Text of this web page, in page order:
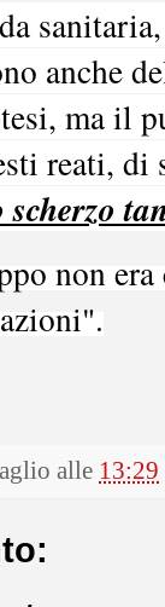
anche
ma il
reati, di
non
alle 13:29